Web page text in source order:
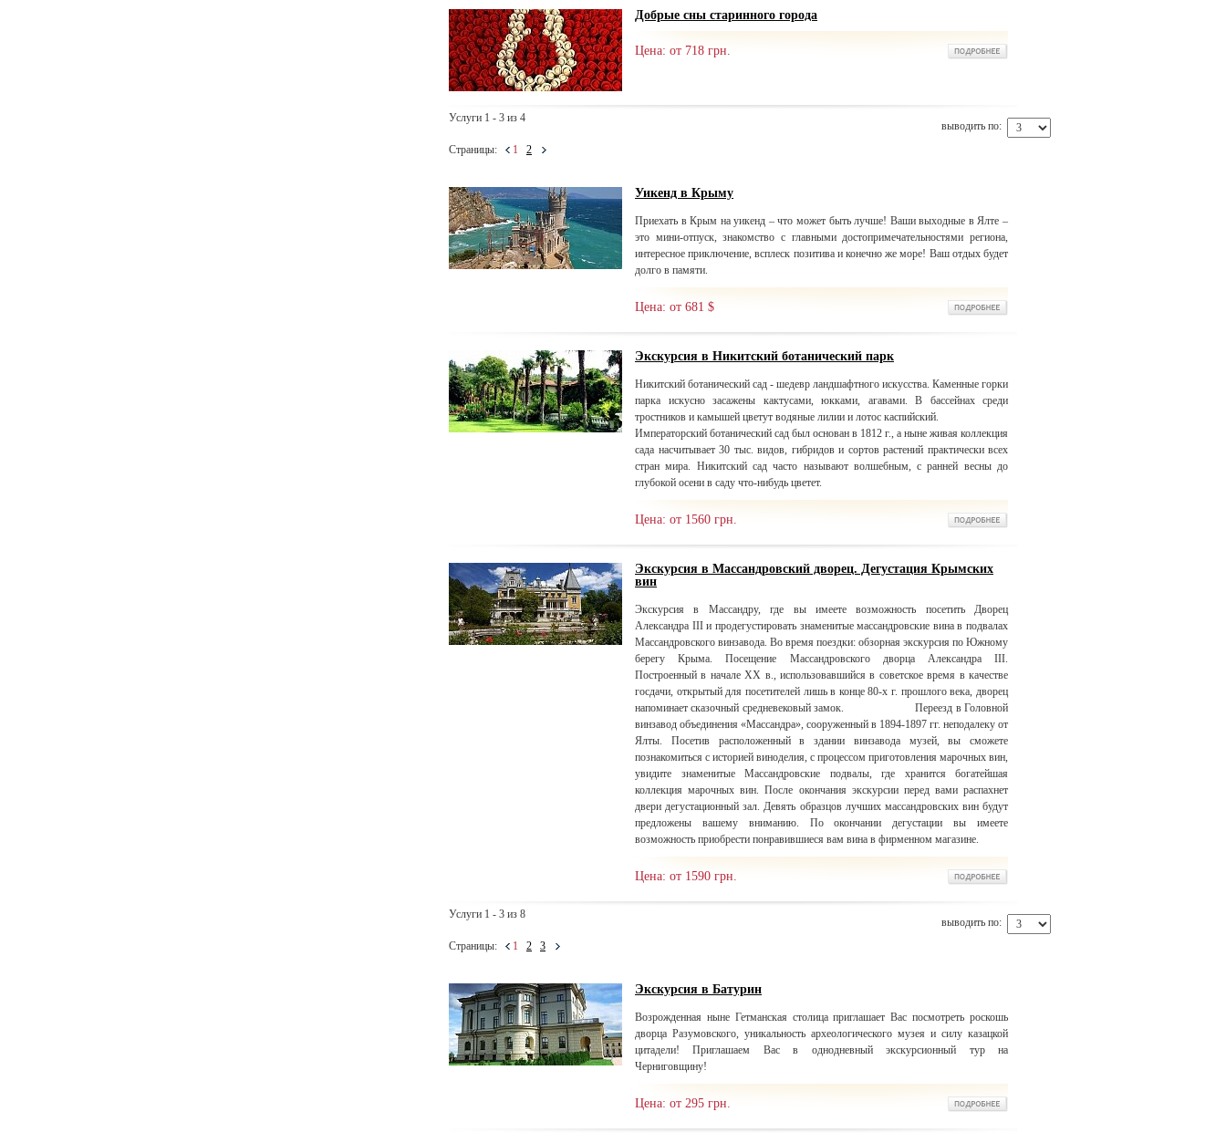
Добрые сны старинного города
Цена: от 718 грн.
Услуги 1 - 3 из 4
Страницы: 1 2
выводить по:
Уикенд в Крыму
Приехать в Крым на уикенд – что может быть лучше! Ваши выходные в Ялте –
это мини-отпуск, знакомство с главными достопримечательностями региона,
интересное приключение, всплеск позитива и конечно же море! Ваш отдых будет
долго в памяти.
Цена: от 681 $
Экскурсия в Никитский ботанический парк
Никитский ботанический сад - шедевр ландшафтного искусства. Каменные горки
парка искусно засажены кактусами, юкками, агавами. В бассейнах среди
тростников и камышей цветут водяные лилии и лотос каспийский.
Императорский ботанический сад был основан в 1812 г., а ныне живая коллекция
сада насчитывает 30 тыс. видов, гибридов и сортов растений практически всех
стран мира. Никитский сад часто называют волшебным, с ранней весны до
глубокой осени в саду что-нибудь цветет.
Цена: от 1560 грн.
Экскурсия в Массандровский дворец. Дегустация Крымских
вин
Экскурсия в Массандру, где вы имеете возможность посетить Дворец
Александра III и продегустировать знаменитые массандровские вина в подвалах
Массандровского винзавода. Во время поездки: обзорная экскурсия по Южному
берегу Крыма. Посещение Массандровского дворца Александра III.
Построенный в начале XX в., использовавшийся в советское время в качестве
госдачи, открытый для посетителей лишь в конце 80-х г. прошлого века, дворец
напоминает сказочный средневековый замок. Переезд в Головной
винзавод объединения «Массандра», сооруженный в 1894-1897 гг. неподалеку от
Ялты. Посетив расположенный в здании винзавода музей, вы сможете
познакомиться с историей виноделия, с процессом приготовления марочных вин,
увидите знаменитые Массандровские подвалы, где хранится богатейшая
коллекция марочных вин. После окончания экскурсии перед вами распахнет
двери дегустационный зал. Девять образцов лучших массандровских вин будут
предложены вашему вниманию. По окончании дегустации вы имеете
возможность приобрести понравившиеся вам вина в фирменном магазине.
Цена: от 1590 грн.
Услуги 1 - 3 из 8
Страницы: 1 2 3
выводить по:
Экскурсия в Батурин
Возрожденная ныне Гетманская столица приглашает Вас посмотреть роскошь
дворца Разумовского, уникальность археологического музея и силу казацкой
цитадели! Приглашаем Вас в однодневный экскурсионный тур на
Черниговщину!
Цена: от 295 грн.